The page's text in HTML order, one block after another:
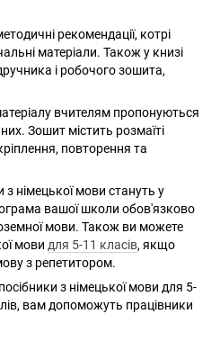
рекомендації, котрі
матеріали. Також у книзі
і робочого зошита,
вчителям пропонуються
Зошит містить розмаїті
повторення та
німецької мови стануть у
вашої школи обов'язково
мови. Також ви можете
мови для 5-11 класів, якщо
з репетитором.
з німецької мови для 5-
вам допоможуть працівники